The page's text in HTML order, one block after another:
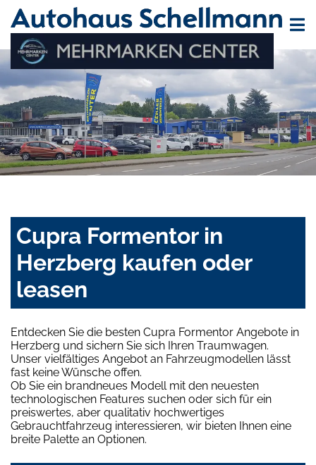
Cupra Formentor in
Herzberg kaufen oder
leasen
Entdecken Sie die besten Cupra Formentor Angebote in
Herzberg und sichern Sie sich Ihren Traumwagen.
Unser vielfältiges Angebot an Fahrzeugmodellen lässt
fast keine Wünsche offen.
Ob Sie ein brandneues Modell mit den neuesten
technologischen Features suchen oder sich für ein
preiswertes, aber qualitativ hochwertiges
Gebrauchtfahrzeug interessieren, wir bieten Ihnen eine
breite Palette an Optionen.